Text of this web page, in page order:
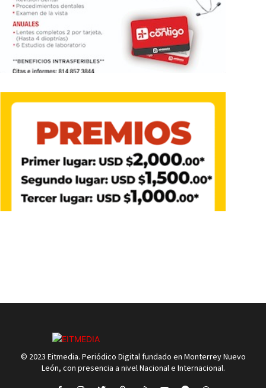
© 2023 Eitmedia. Periódico Digital fundado en Monterrey Nuevo
León, con presencia a nivel Nacional e Internacional.